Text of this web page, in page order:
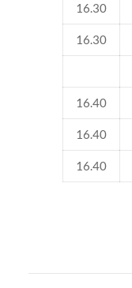
16.30
16.30
16.40
16.40
16.40